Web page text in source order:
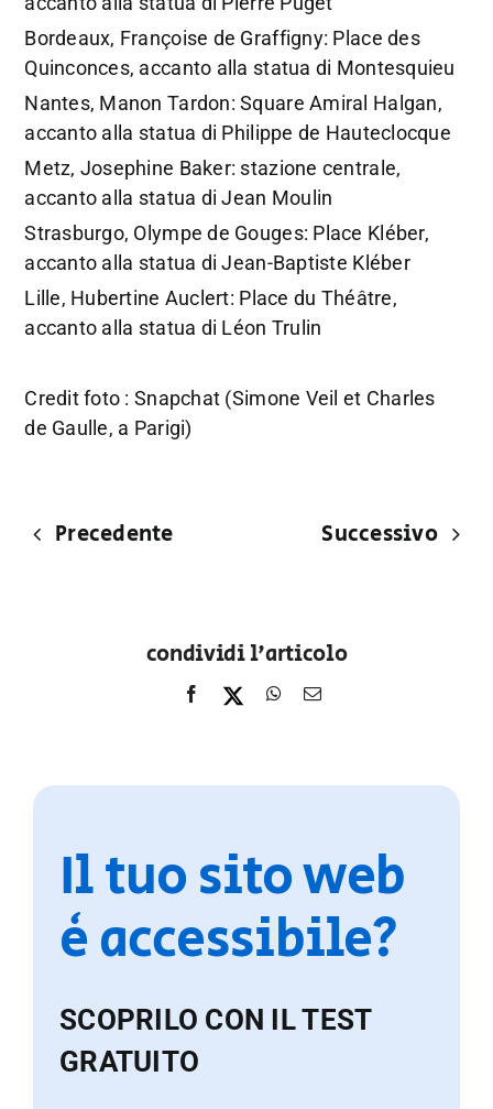
Bordeaux, Françoise de Graffigny: Place des
Quinconces, accanto alla statua di Montesquieu
Nantes, Manon Tardon: Square Amiral Halgan,
accanto alla statua di Philippe de Hauteclocque
Metz, Josephine Baker: stazione centrale,
accanto alla statua di Jean Moulin
Strasburgo, Olympe de Gouges: Place Kléber,
accanto alla statua di Jean-Baptiste Kléber
Lille, Hubertine Auclert: Place du Théâtre,
accanto alla statua di Léon Trulin
Credit foto : Snapchat (Simone Veil et Charles
de Gaulle, a Parigi)
Precedente Successivo
condividi l'articolo
Il tuo sito web
è accessibile?
SCOPRILO CON IL TEST
GRATUITO